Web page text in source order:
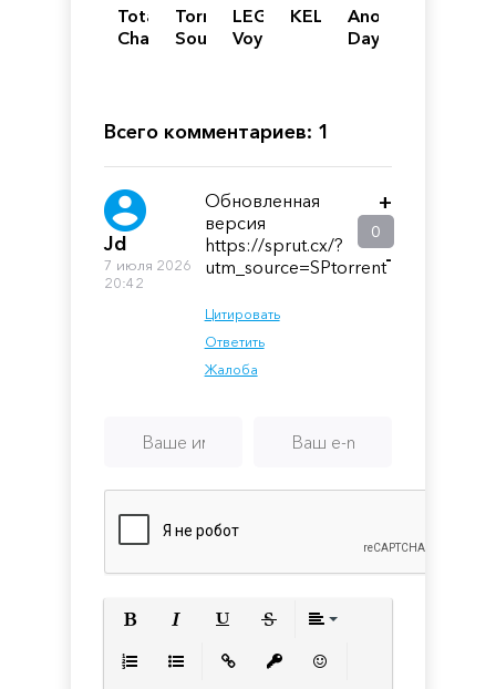
Total
Chaos
Tormented
Souls
LEGO
Voyagers
KELDERAnother
Day
Всего комментариев: 1
Jd
7 июля 2026
20:42
Обновленная
версия
https://sprut.cx/?
utm_source=SPtorrent
Цитировать
Ответить
Жалоба
+
0
-